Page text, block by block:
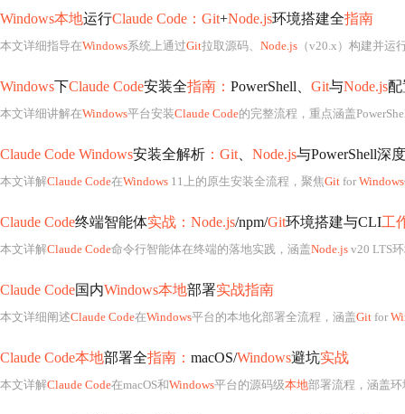
Windows本地运行Claude Code：Git+Node.js环境搭建全指南
本文详细指导在Windows系统上通过Git拉取源码、 Node.js （v20.x）构建并运
Windows下Claude Code安装全指南： PowerShell、 Git与Node.js配
本文详细讲解在Windows平台安装Claude Code的完整流程，重点涵盖
Claude Code Windows安装全解析 ：Git Node.js与PowerShell深
本文详解Claude Code在Windows 11上的原生安装全流程，聚焦Git for Windows
Claude Code终端智能体实战：Node.js/npm/Git环境搭建与CLI工
本文详解Claude Code命令行智能体在终端的落地实践，涵盖Node.js v20 LTS环
Claude Code国内Windows本地部署实战指南
本文详细阐述Claude Code在Windows平台的本地化部署全流程，涵盖Git for
Claude Code本地部署全指南： macOS/Windows避坑实战
本文详解Claude Code在macOS和Windows平台的源码级本地部署流程，涵盖